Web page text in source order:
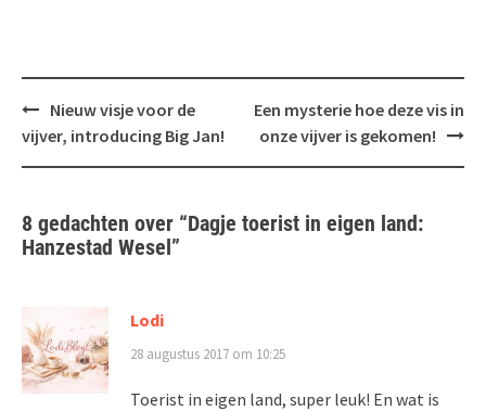
Bericht
navigatie
Nieuw visje voor de
vijver, introducing Big Jan!
Een mysterie hoe deze vis in
onze vijver is gekomen!
8 gedachten over “Dagje toerist in eigen land:
Hanzestad Wesel”
Lodi
28 augustus 2017 om 10:25
Toerist in eigen land, super leuk! En wat is